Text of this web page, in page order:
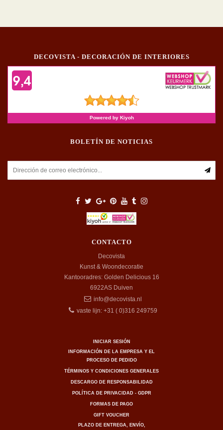
DECOVISTA - DECORACIÓN DE INTERIORES
BOLETÍN DE NOTICIAS
CONTACTO
Decovista
Kunst & Woondecoratie
Kantooradres: Golden Delicious 16
6922AS Duiven
info@decovista.nl
vaste lijn: +31 ( 0)316 249759
INICIAR SESIÓN
INFORMACIÓN DE LA EMPRESA Y EL
PROCESO DE PEDIDO
TÉRMINOS Y CONDICIONES GENERALES
DESCARGO DE RESPONSABILIDAD
POLÍTICA DE PRIVACIDAD - GDPR
FORMAS DE PAGO
GIFT VOUCHER
PLAZO DE ENTREGA, ENVÍO,